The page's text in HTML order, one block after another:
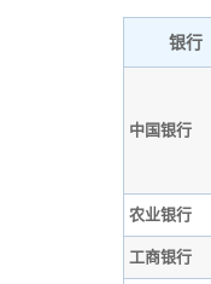
银行
中国银行
农业银行
工商银行